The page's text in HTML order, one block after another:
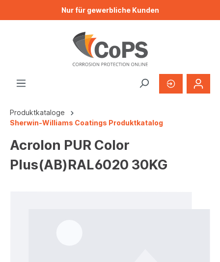
Nur für gewerbliche Kunden
Produktkataloge
Sherwin-Williams Coatings Produktkatalog
Acrolon PUR Color
Plus(AB)RAL6020 30KG